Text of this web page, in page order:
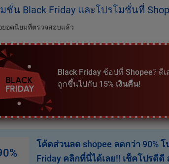
ชั่น Black Friday และโปรโมชั่นที่
ยอดนิยมที่ตรวจสอบแล้ว
Black Friday ช้อปที่ Shopee? ดี
ถูกขึ้นไปกับ 15% เงินคืน!
โค้ดส่วนลด shopee ลดกว่า 90%
Friday คลิกที่นี่ได้เลย!! เช็คโปรดีดี